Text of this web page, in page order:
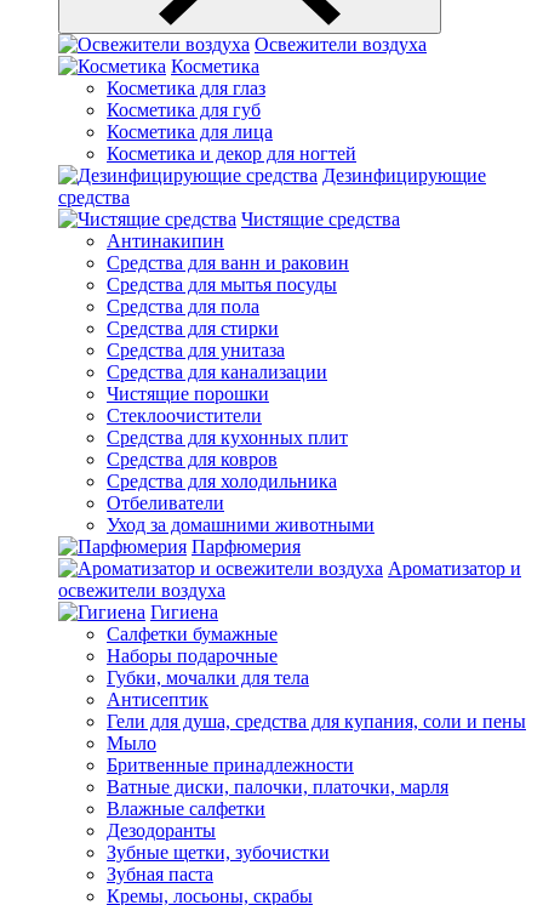
Освежители воздуха
Косметика
Косметика для глаз
Косметика для губ
Косметика для лица
Косметика и декор для ногтей
Дезинфицирующие
средства
Чистящие средства
Антинакипин
Средства для ванн и раковин
Средства для мытья посуды
Средства для пола
Средства для стирки
Средства для унитаза
Средства для канализации
Чистящие порошки
Стеклоочистители
Средства для кухонных плит
Средства для ковров
Средства для холодильника
Отбеливатели
Уход за домашними животными
Парфюмерия
Ароматизатор и
освежители воздуха
Гигиена
Салфетки бумажные
Наборы подарочные
Губки, мочалки для тела
Антисептик
Гели для душа, средства для купания, соли и пены
Мыло
Бритвенные принадлежности
Ватные диски, палочки, платочки, марля
Влажные салфетки
Дезодоранты
Зубные щетки, зубочистки
Зубная паста
Кремы, лосьоны, скрабы